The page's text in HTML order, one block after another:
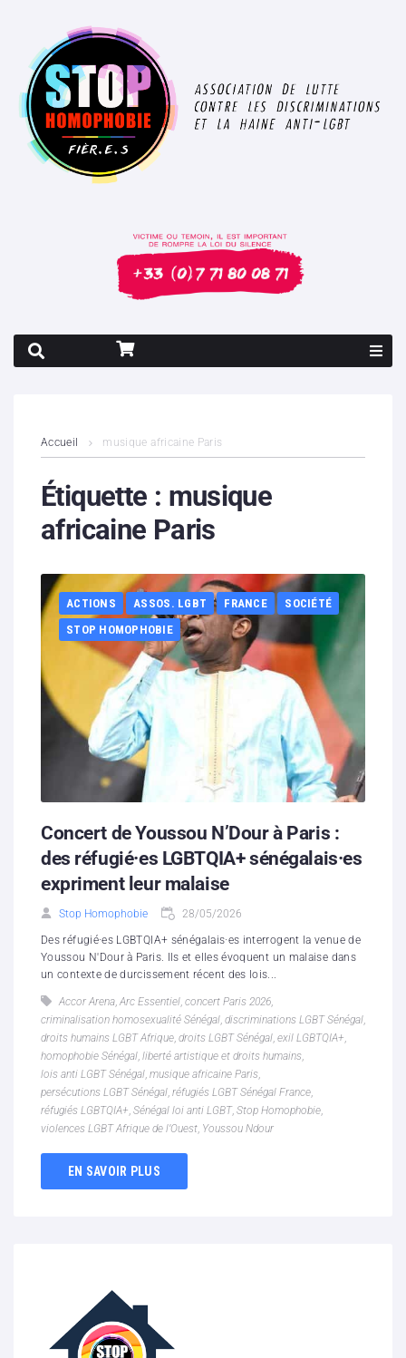
Contenus litigieux
Nous soutenir
Partenaires
Hébergement solidaire
Accueil musique africaine Paris
Étiquette : musique
africaine Paris
ACTIONS ASSOS. LGBT FRANCE
SOCIÉTÉ
STOP HOMOPHOBIE
Concert de Youssou N’Dour à Paris :
des réfugié·es LGBTQIA+ sénégalais·es
expriment leur malaise
Stop Homophobie 28/05/2026
Des réfugié·es LGBTQIA+ sénégalais·es interrogent la venue de
Youssou N'Dour à Paris. Ils et elles évoquent un malaise dans
un contexte de durcissement récent des lois...
Accor Arena, Arc Essentiel, concert Paris 2026,
criminalisation homosexualité Sénégal, discriminations LGBT Sénégal,
droits humains LGBT Afrique, droits LGBT Sénégal, exil LGBTQIA+,
homophobie Sénégal, liberté artistique et droits humains,
lois anti LGBT Sénégal, musique africaine Paris,
persécutions LGBT Sénégal, réfugiés LGBT Sénégal France,
réfugiés LGBTQIA+, Sénégal loi anti LGBT, Stop Homophobie,
violences LGBT Afrique de l’Ouest, Youssou Ndour
EN SAVOIR PLUS